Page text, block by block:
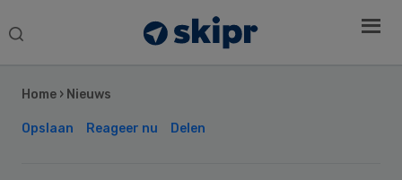
Search
Home › Nieuws
Opslaan Reageer nu Delen
Sidebar